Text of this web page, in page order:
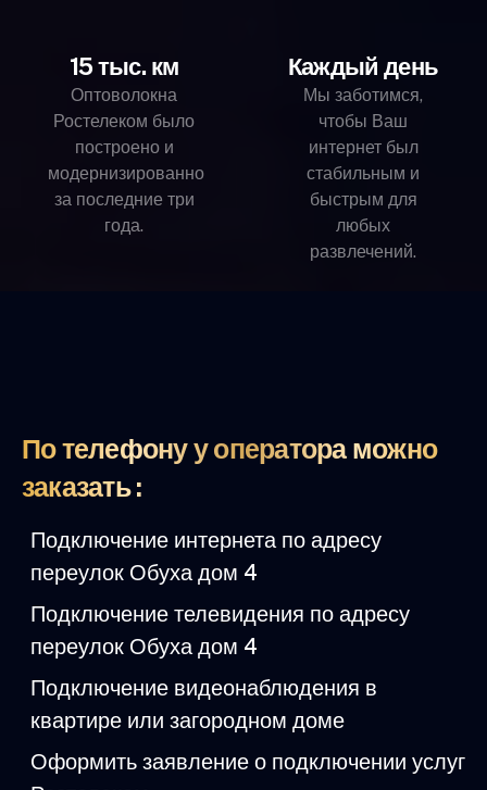
15 тыс. км
Оптоволокна
Ростелеком было
построено и
модернизированно
за последние три
года.
Каждый день
Мы заботимся,
чтобы Ваш
интернет был
стабильным и
быстрым для
любых
развлечений.
По телефону у оператора можно
заказать :
Подключение интернета по адресу
переулок Обуха дом 4
Подключение телевидения по адресу
переулок Обуха дом 4
Подключение видеонаблюдения в
квартире или загородном доме
Оформить заявление о подключении услуг